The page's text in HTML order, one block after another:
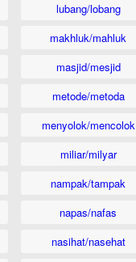
lubang/lobang
makhluk/mahluk
masjid/mesjid
metode/metoda
menyolok/mencolok
miliar/milyar
nampak/tampak
napas/nafas
nasihat/nasehat